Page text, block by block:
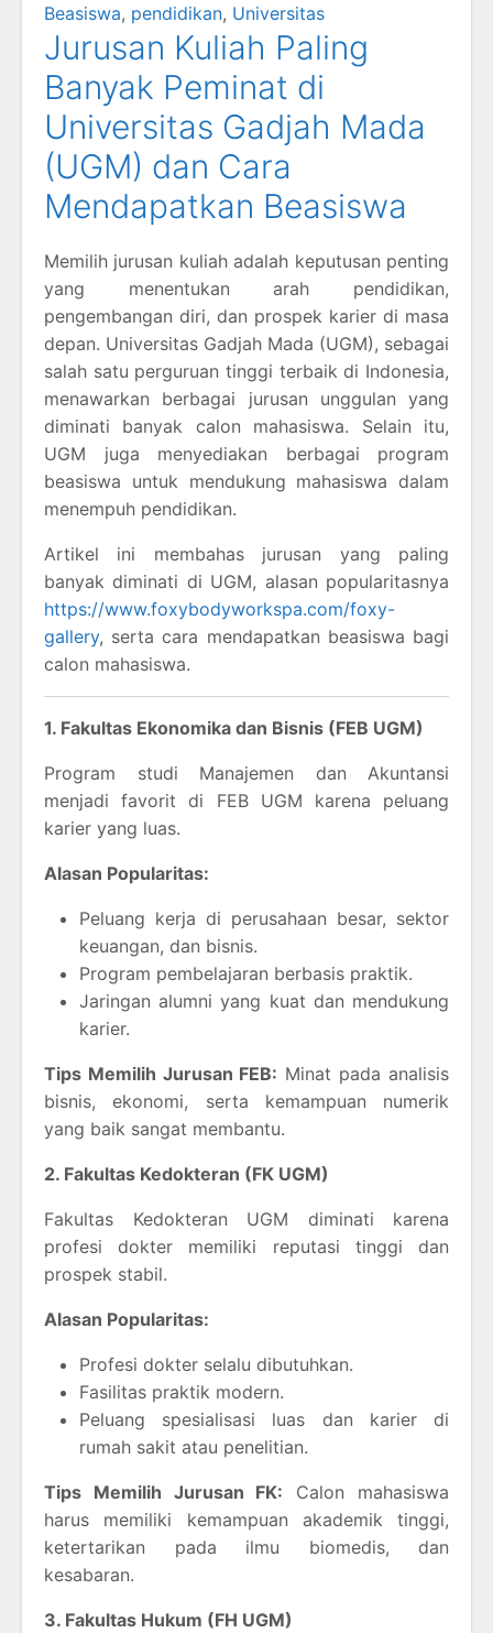
Beasiswa, pendidikan, Universitas
Jurusan Kuliah Paling
Banyak Peminat di
Universitas Gadjah Mada
(UGM) dan Cara
Mendapatkan Beasiswa
Memilih jurusan kuliah adalah keputusan penting
yang menentukan arah pendidikan,
pengembangan diri, dan prospek karier di masa
depan. Universitas Gadjah Mada (UGM), sebagai
salah satu perguruan tinggi terbaik di Indonesia,
menawarkan berbagai jurusan unggulan yang
diminati banyak calon mahasiswa. Selain itu,
UGM juga menyediakan berbagai program
beasiswa untuk mendukung mahasiswa dalam
menempuh pendidikan.
Artikel ini membahas jurusan yang paling
banyak diminati di UGM, alasan popularitasnya
https://www.foxybodyworkspa.com/foxy-
gallery, serta cara mendapatkan beasiswa bagi
calon mahasiswa.
1. Fakultas Ekonomika dan Bisnis (FEB UGM)
Program studi Manajemen dan Akuntansi
menjadi favorit di FEB UGM karena peluang
karier yang luas.
Alasan Popularitas:
Peluang kerja di perusahaan besar, sektor
keuangan, dan bisnis.
Program pembelajaran berbasis praktik.
Jaringan alumni yang kuat dan mendukung
karier.
Tips Memilih Jurusan FEB: Minat pada analisis
bisnis, ekonomi, serta kemampuan numerik
yang baik sangat membantu.
2. Fakultas Kedokteran (FK UGM)
Fakultas Kedokteran UGM diminati karena
profesi dokter memiliki reputasi tinggi dan
prospek stabil.
Alasan Popularitas:
Profesi dokter selalu dibutuhkan.
Fasilitas praktik modern.
Peluang spesialisasi luas dan karier di
rumah sakit atau penelitian.
Tips Memilih Jurusan FK: Calon mahasiswa
harus memiliki kemampuan akademik tinggi,
ketertarikan pada ilmu biomedis, dan
kesabaran.
3. Fakultas Hukum (FH UGM)